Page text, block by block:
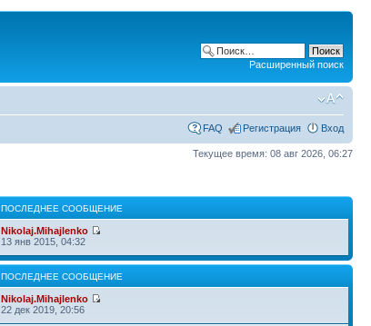
Расширенный поиск
FAQ Регистрация Вход
Текущее время: 08 авг 2026, 06:27
ПОСЛЕДНЕЕ СООБЩЕНИЕ
Nikolaj.Mihajlenko
13 янв 2015, 04:32
ПОСЛЕДНЕЕ СООБЩЕНИЕ
Nikolaj.Mihajlenko
22 дек 2019, 20:56